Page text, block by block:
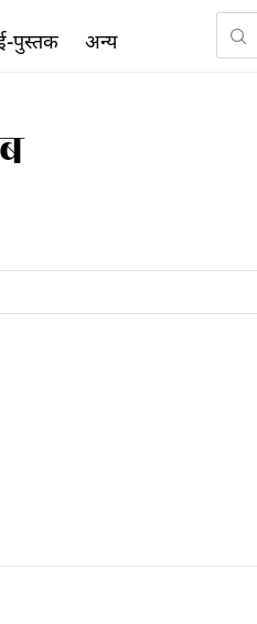
पुस्तक अन्य